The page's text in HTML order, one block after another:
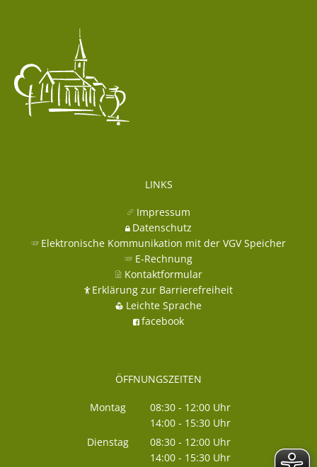
LINKS
Impressum
Datenschutz
Elektronische Kommunikation mit der VGV Speicher
E-Rechnung
Kontaktformular
Erklärung zur Barrierefreiheit
Leichte Sprache
facebook
ÖFFNUNGSZEITEN
Montag 08:30 - 12:00 Uhr
Von 08:30 bis 12:00 Uhr
14:00 - 15:30 Uhr
Von 14:00 bis 15:30 Uhr
Dienstag 08:30 - 12:00 Uhr
Von 08:30 bis 12:00 Uhr
14:00 - 15:30 Uhr